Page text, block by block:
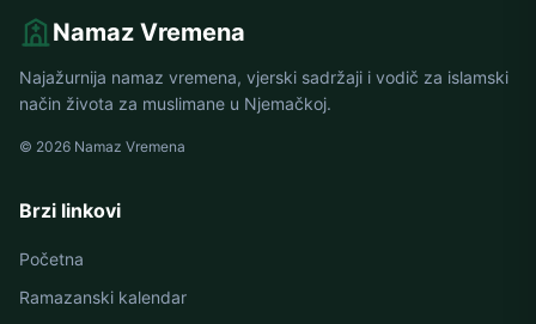
Namaz Vremena
Najažurnija namaz vremena, vjerski sadržaji i vodič za islamski
način života za muslimane u Njemačkoj.
© 2026 Namaz Vremena
Brzi linkovi
Početna
Ramazanski kalendar